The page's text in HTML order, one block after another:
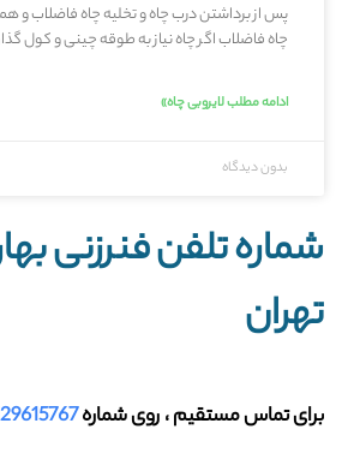
پس از برداشتن درب چاه و تخلیه چاه فاضلاب و
چاه فاضلاب اگر چاه نیاز به طوقه چینی و کول
ادامه مطلب لایروبی چاه»
بدون دیدگاه
شماره تلفن فنرزنی
تهران
برای تماس مستقیم ، روی شماره